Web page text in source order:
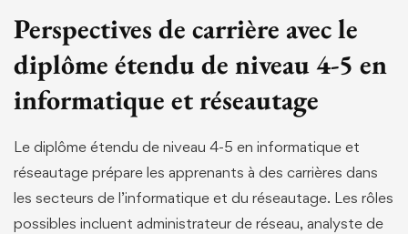
Perspectives de carrière avec le
diplôme étendu de niveau 4-5 en
informatique et réseautage
Le diplôme étendu de niveau 4-5 en informatique et
réseautage prépare les apprenants à des carrières dans
les secteurs de l’informatique et du réseautage. Les rôles
possibles incluent administrateur de réseau, analyste de